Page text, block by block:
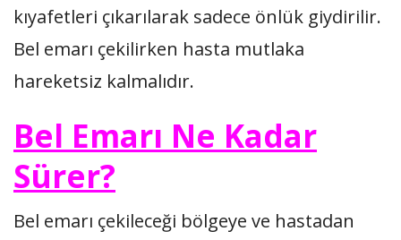
kıyafetleri çıkarılarak sadece önlük giydirilir.
Bel emarı çekilirken hasta mutlaka
hareketsiz kalmalıdır.
Bel Emarı Ne Kadar
Sürer?
Bel emarı çekileceği bölgeye ve hastadan